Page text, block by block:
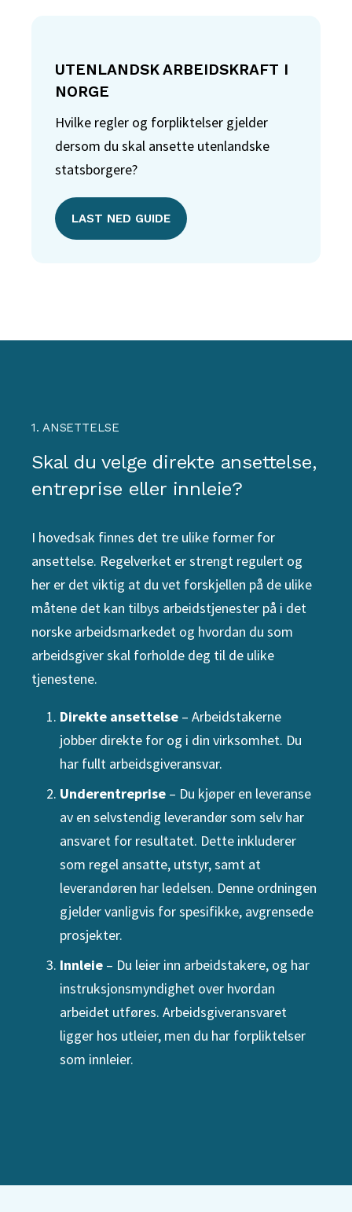
UTENLANDSK ARBEIDSKRAFT I
NORGE
Hvilke regler og forpliktelser gjelder
dersom du skal ansette utenlandske
statsborgere?
LAST NED GUIDE
1. ANSETTELSE
Skal du velge direkte ansettelse,
entreprise eller innleie?
I hovedsak finnes det tre ulike former for
ansettelse. Regelverket er strengt regulert og
her er det viktig at du vet forskjellen på de ulike
måtene det kan tilbys arbeidstjenester på i det
norske arbeidsmarkedet og hvordan du som
arbeidsgiver skal forholde deg til de ulike
tjenestene.
Direkte ansettelse – Arbeidstakerne
jobber direkte for og i din virksomhet. Du
har fullt arbeidsgiveransvar.
Underentreprise – Du kjøper en leveranse
av en selvstendig leverandør som selv har
ansvaret for resultatet. Dette inkluderer
som regel ansatte, utstyr, samt at
leverandøren har ledelsen. Denne ordningen
gjelder vanligvis for spesifikke, avgrensede
prosjekter.
Innleie – Du leier inn arbeidstakere, og har
instruksjonsmyndighet over hvordan
arbeidet utføres. Arbeidsgiveransvaret
ligger hos utleier, men du har forpliktelser
som innleier.